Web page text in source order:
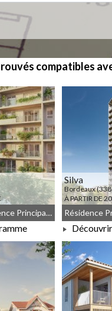
compatibles
€
Droit commun, Résidence Principale, Meublé non géré
Silva
Bordeaux
À PARTIR DE
À